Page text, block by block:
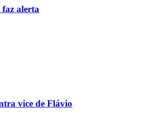
alerta
vice de Flávio